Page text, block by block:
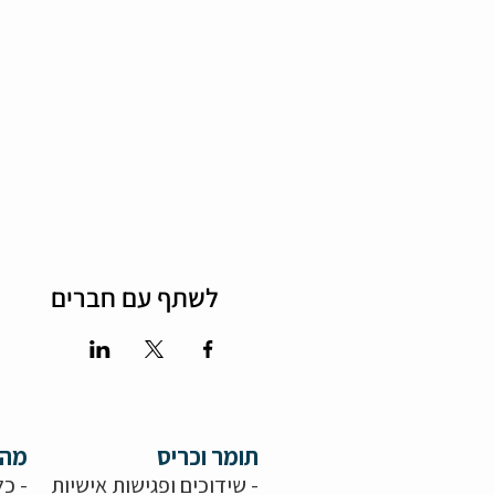
לשתף עם חברים
-
תומר וכריס
- שידוכים ופגישות אישיות